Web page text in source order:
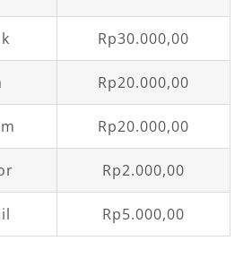
Rp30.000,00
Rp20.000,00
Rp20.000,00
Rp2.000,00
Rp5.000,00